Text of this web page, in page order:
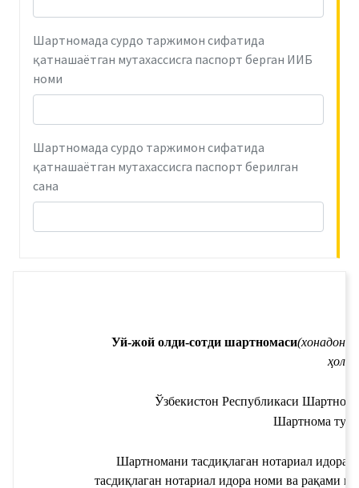
Шартномада сурдо таржимон сифатида
қатнашаётган мутахассисга паспорт берган ИИБ
номи
Шартномада сурдо таржимон сифатида
қатнашаётган мутахассисга паспорт берилган
сана
Уй-жой олди-сотди шартномаси
Ўзбекистон Республикаси Шартнома
Шартнома
Шартномани тасдиқлаган нотариал идора
тасдиқлаган нотариал идора номи ва рақами